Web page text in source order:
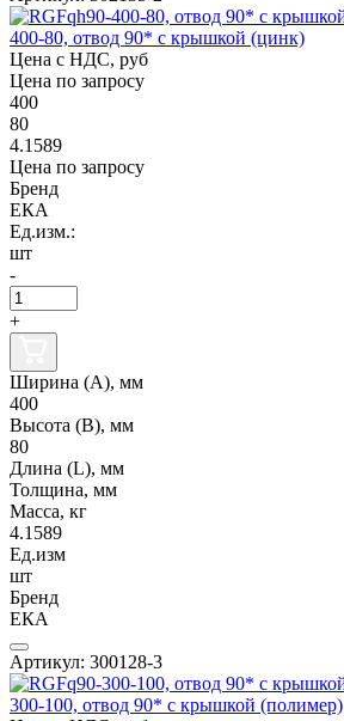
400-80, отвод 90* с крышкой (цинк)
Цена с НДС, руб
Цена по запросу
400
80
4.1589
Цена по запросу
Бренд
ЕКА
Ед.изм.:
шт
-
+
Ширина (А), мм
400
Высота (В), мм
80
Длина (L), мм
Толщина, мм
Масса, кг
4.1589
Ед.изм
шт
Бренд
ЕКА
Артикул: 300128-3
300-100, отвод 90* с крышкой (полимер)